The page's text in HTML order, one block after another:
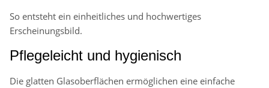
So entsteht ein einheitliches und hochwertiges
Erscheinungsbild.
Pflegeleicht und hygienisch
Die glatten Glasoberflächen ermöglichen eine einfache